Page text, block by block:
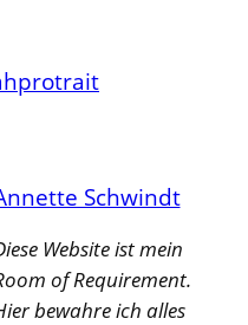
Schwindt
Website ist mein
of Requirement.
bewahre ich alles